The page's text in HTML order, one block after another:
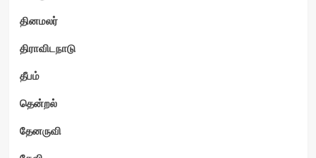
தினமலர்
திராவிடநாடு
தீபம்
தென்றல்
தேனருவி